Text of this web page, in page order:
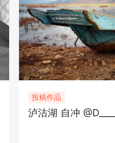
投稿作品
泸沽湖 自冲